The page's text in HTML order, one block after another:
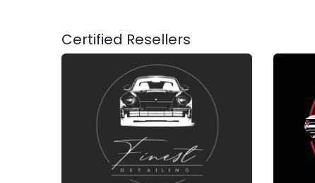
Certified Resellers